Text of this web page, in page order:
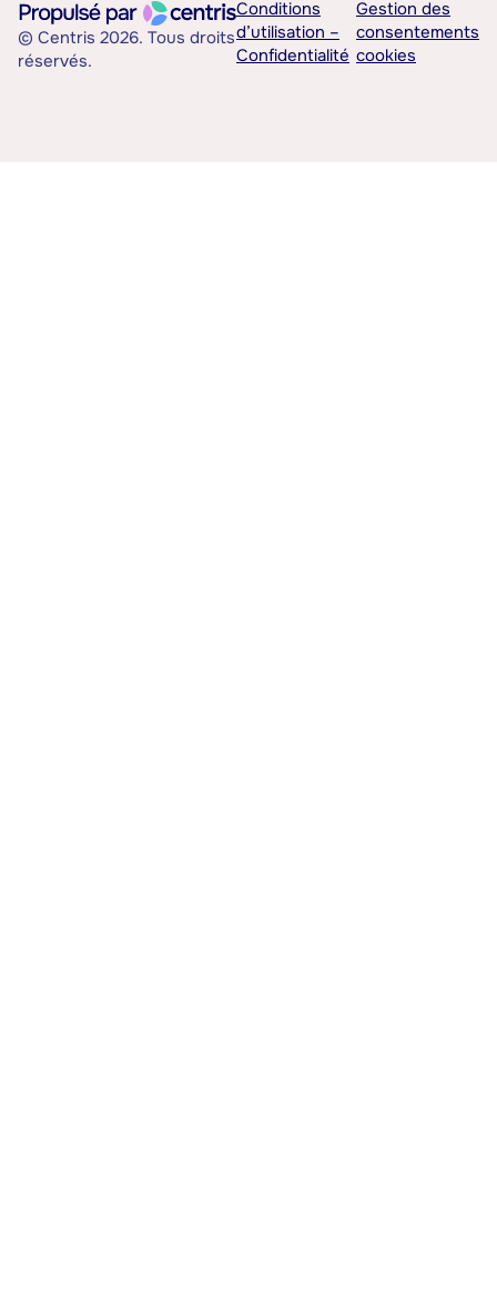
© Centris 2026. Tous droits
réservés.
Conditions
d’utilisation –
Confidentialité
Gestion des
consentements
cookies